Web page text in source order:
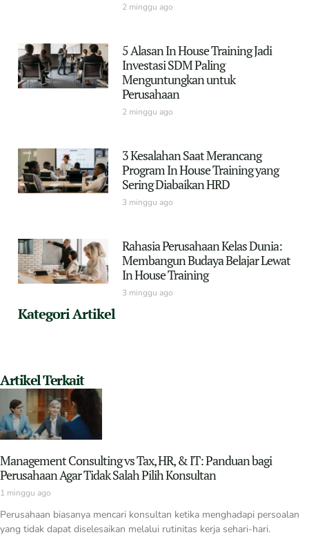
2 minggu ago
5 Alasan In House Training Jadi
Investasi SDM Paling
Menguntungkan untuk
Perusahaan
2 minggu ago
3 Kesalahan Saat Merancang
Program In House Training yang
Sering Diabaikan HRD
3 minggu ago
Rahasia Perusahaan Kelas Dunia:
Membangun Budaya Belajar Lewat
In House Training
3 minggu ago
Kategori Artikel
Artikel Terkait
Management Consulting vs Tax, HR, & IT: Panduan bagi
Perusahaan Agar Tidak Salah Pilih Konsultan
1 minggu ago
Perusahaan biasanya mencari konsultan ketika menghadapi persoalan
yang tidak dapat diselesaikan melalui rutinitas kerja sehari-hari.